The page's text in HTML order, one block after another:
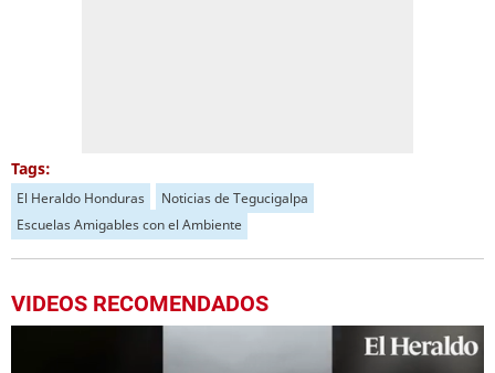
Tags:
El Heraldo Honduras
Noticias de Tegucigalpa
Escuelas Amigables con el Ambiente
VIDEOS RECOMENDADOS